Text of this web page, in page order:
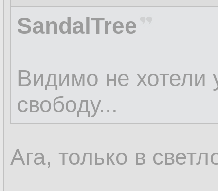
SandalTree
Видимо не хотели
свободу...
Ага, только в